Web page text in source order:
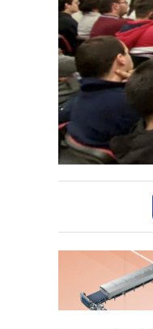
CARNE
FRIGORIFICO
VACAS
INVESTIGACIÓN
AGRO
CONCURSO
PREMIO